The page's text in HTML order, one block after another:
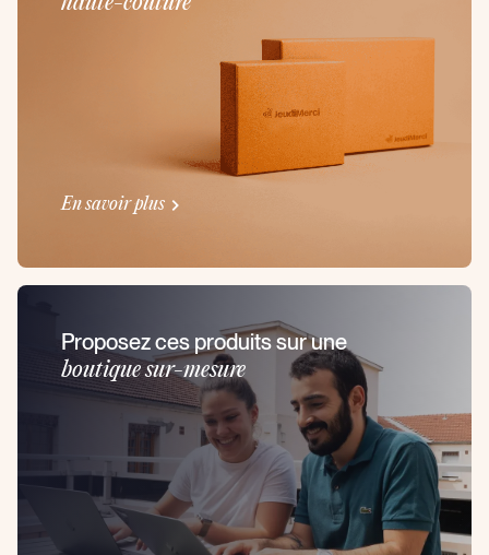
En savoir plus
Proposez ces produits sur une
boutique sur-mesure